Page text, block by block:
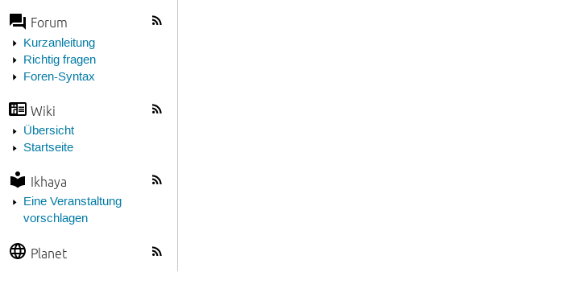
Forum
Kurzanleitung
Richtig fragen
Foren-Syntax
Wiki
Übersicht
Startseite
Ikhaya
Eine Veranstaltung
vorschlagen
Planet